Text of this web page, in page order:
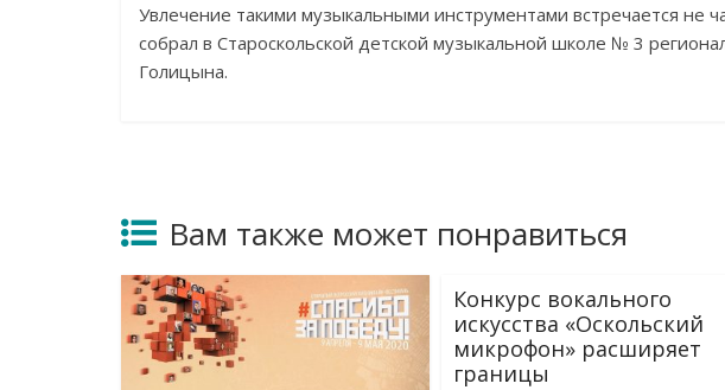
Увлечение такими музыкальными инструментами встречается не
собрал в Староскольской детской музыкальной школе № 3
Голицына.
Вам также может понравиться
Конкурс вокального
искусства «Оскольский
микрофон» расширяет
границы